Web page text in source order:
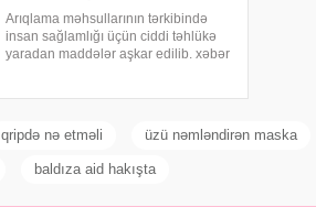
Arıqlama məhsullarının tərkibində
insan sağlamlığı üçün ciddi təhlükə
yaradan maddələr aşkar edilib. xəbər
qripdə nə etməli üzü nəmləndirən maska
baldıza aid hakışta